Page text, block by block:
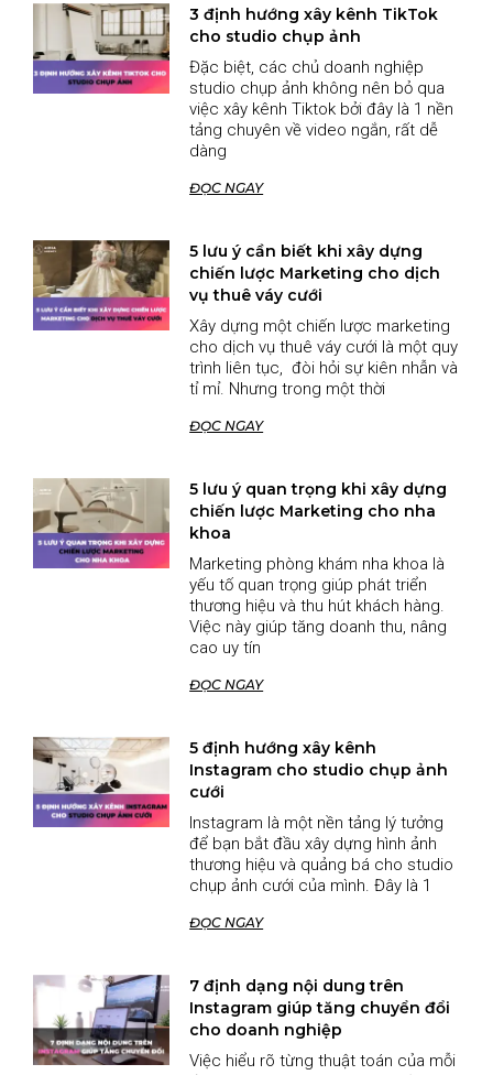
3 định hướng xây kênh TikTok
cho studio chụp ảnh
Đặc biệt, các chủ doanh nghiệp
studio chụp ảnh không nên bỏ qua
việc xây kênh Tiktok bởi đây là 1 nền
tảng chuyên về video ngắn, rất dễ
dàng
ĐỌC NGAY
5 lưu ý cần biết khi xây dựng
chiến lược Marketing cho dịch
vụ thuê váy cưới
Xây dựng một chiến lược marketing
cho dịch vụ thuê váy cưới là một quy
trình liên tục, đòi hỏi sự kiên nhẫn và
tỉ mỉ. Nhưng trong một thời
ĐỌC NGAY
5 lưu ý quan trọng khi xây dựng
chiến lược Marketing cho nha
khoa
Marketing phòng khám nha khoa là
yếu tố quan trọng giúp phát triển
thương hiệu và thu hút khách hàng.
Việc này giúp tăng doanh thu, nâng
cao uy tín
ĐỌC NGAY
5 định hướng xây kênh
Instagram cho studio chụp ảnh
cưới
Instagram là một nền tảng lý tưởng
để bạn bắt đầu xây dựng hình ảnh
thương hiệu và quảng bá cho studio
chụp ảnh cưới của mình. Đây là 1
ĐỌC NGAY
7 định dạng nội dung trên
Instagram giúp tăng chuyển đổi
cho doanh nghiệp
Việc hiểu rõ từng thuật toán của mỗi